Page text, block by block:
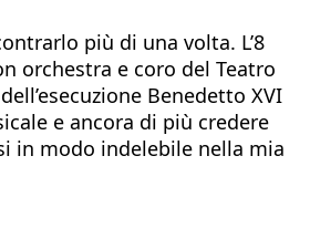
più di una volta. L’8
orchestra e coro del Teatro
Benedetto XVI
e ancora di più credere
in modo indelebile nella mia